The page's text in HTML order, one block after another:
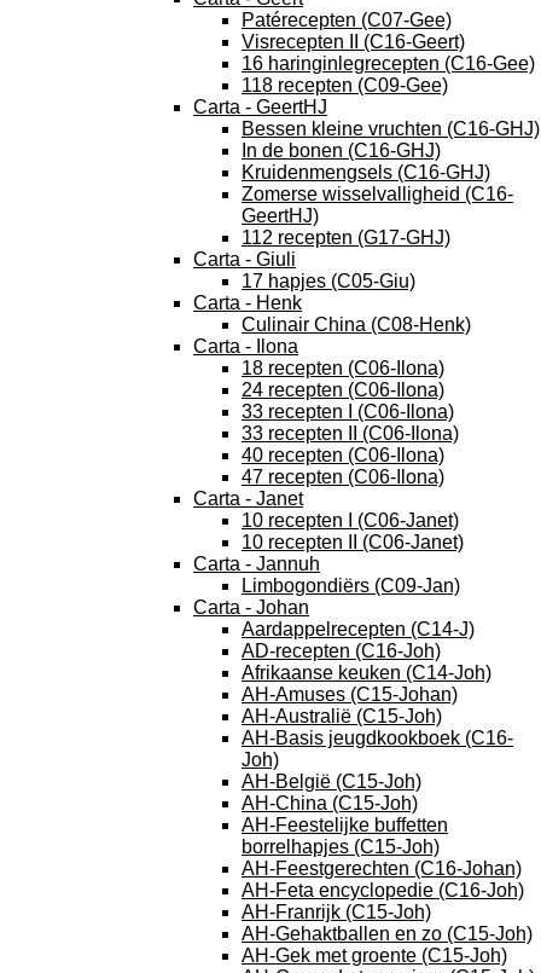
Patérecepten (C07-Gee)
Visrecepten II (C16-Geert)
16 haringinlegrecepten (C16-Gee)
118 recepten (C09-Gee)
Carta - GeertHJ
Bessen kleine vruchten (C16-GHJ)
In de bonen (C16-GHJ)
Kruidenmengsels (C16-GHJ)
Zomerse wisselvalligheid (C16-
GeertHJ)
112 recepten (G17-GHJ)
Carta - Giuli
17 hapjes (C05-Giu)
Carta - Henk
Culinair China (C08-Henk)
Carta - Ilona
18 recepten (C06-Ilona)
24 recepten (C06-Ilona)
33 recepten I (C06-Ilona)
33 recepten II (C06-Ilona)
40 recepten (C06-Ilona)
47 recepten (C06-Ilona)
Carta - Janet
10 recepten I (C06-Janet)
10 recepten II (C06-Janet)
Carta - Jannuh
Limbogondiërs (C09-Jan)
Carta - Johan
Aardappelrecepten (C14-J)
AD-recepten (C16-Joh)
Afrikaanse keuken (C14-Joh)
AH-Amuses (C15-Johan)
AH-Australië (C15-Joh)
AH-Basis jeugdkookboek (C16-
Joh)
AH-België (C15-Joh)
AH-China (C15-Joh)
AH-Feestelijke buffetten
borrelhapjes (C15-Joh)
AH-Feestgerechten (C16-Johan)
AH-Feta encyclopedie (C16-Joh)
AH-Franrijk (C15-Joh)
AH-Gehaktballen en zo (C15-Joh)
AH-Gek met groente (C15-Joh)